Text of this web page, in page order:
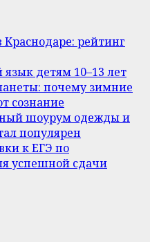
рейтинг
детям 10–13 лет
почему зимние
сознание
шоурум одежды и
популярен
к ЕГЭ по
успешной сдачи